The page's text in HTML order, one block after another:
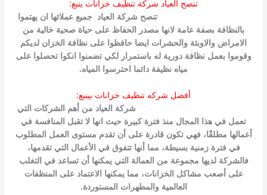
تنصح العياد شركة تنظيف خزانات ينبع:
تنصح شركة العياد جميع عملائها ان يهتموا
بالنظافة بصفة عامة لانها مصدر الحفاظ على حياة صحية خالية من
الامراض والاوبئة والحشرات ايضا حافظوا على نظافة الخزان لديكم
وقوموا بعمل نظافة دورية له باستمرار لكي تضمنوا انكوا تحصلوا على
مياه نظيفة دائما احترسوا المياه.
أفضل شركه تنظيف خزانات بينبع:
شركة العياد من أهم الشركات التي
تعمل في هذا المجال منذ فترة كبيرة حيث انها لا تقبل المنافسة في
أعمالها مطلقًا، فهي تكون قادرة على أن تقدم مستوى العمل المطلوب
في فترة زمنية بسيطة، مما أنها تتفوق في الأعمال التي تقدمها،
فالشركة لديها مجموعة من العمالة التي يمكنها أن تساعد في التغلب
على أصعب مشاكل الخزانات، مما يمكنها الاعتماد على المنظفات
العالمية والمطهرات المستوردة.